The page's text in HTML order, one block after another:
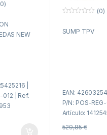
NEW
|
012 | Ref.
u
(0)
SUMP TPV
EAN:
P/N: POS-
Artículo:
529,85€